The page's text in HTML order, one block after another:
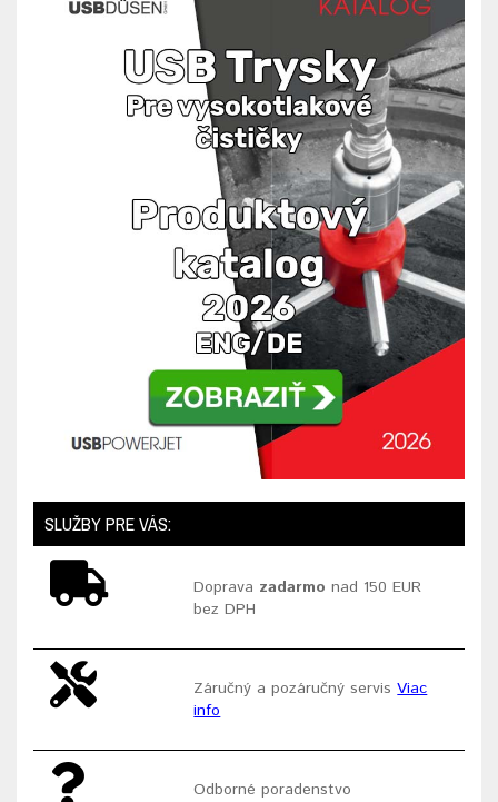
SLUŽBY PRE VÁS:
Doprava zadarmo nad 150 EUR
bez DPH
Záručný a pozáručný servisViac
info
Odborné poradenstvo